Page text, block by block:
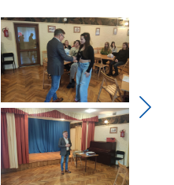
Pokaż
zdjęcie
2
z
galerii.